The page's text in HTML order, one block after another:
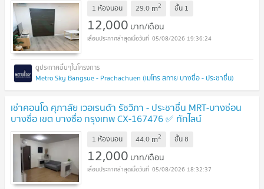
1 ห้องนอน 29.0 m2 ชั้น 1
12,000 บาท/เดือน
05/08/2026 19:36:24
Metro Sky Bangsue - Prachachuen (เมโทร สกาย บางซื่อ - ประชาชื่น)
เช่าคอนโด ศุภาลัย เวอเรนด้า รัชวิภา - ประชาชื่น MRT-บางซ่อน
บางซื่อ เขต บางซื่อ กรุงเทพ CX-167476 ✅ ทักไลน์
@connexproperty ตอบทันที ทีมงานมืออาชีพ ✅
1 ห้องนอน 44.0 m2 ชั้น8
12,000 บาท/เดือน
05/08/2026 18:32:37